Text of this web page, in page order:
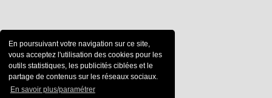
En poursuivant votre navigation sur ce site,
vous acceptez l'utilisation des cookies pour les
outils statistiques, les publicités ciblées et le
partage de contenus sur les réseaux sociaux.
En savoir plus/paramétrer